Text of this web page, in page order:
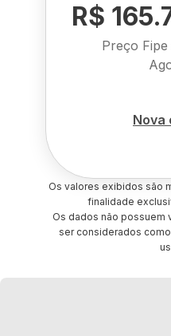
R$
Preço
Nova
Os valores exibidos são
finalidade
Os dados não possuem
ser considerados